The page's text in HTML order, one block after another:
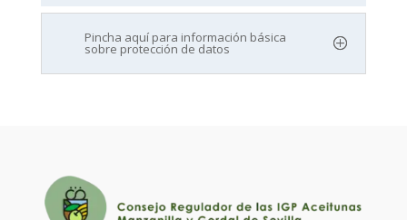
Pincha aquí para información básica
sobre protección de datos